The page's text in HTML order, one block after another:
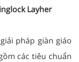
Layher
pháp giàn giáo
các tiêu chuẩn